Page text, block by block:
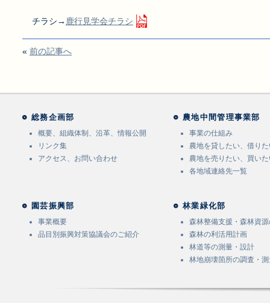
チラシ→ 鹿行見学会チラシ
« 前の記事へ
総務企画部
概要、組織体制、沿革、情報公開
リンク集
アクセス、お問い合わせ
園芸振興部
事業概要
品目別振興対策協議会のご紹介
農地中間管理事業部
事業の仕組み
農地を貸したい、借り
農地を売りたい、買い
各地域連絡先一覧
林業緑化部
森林整備支援・森林資
森林の利活用計画
林道等の測量・設計
林地崩壊箇所の調査・